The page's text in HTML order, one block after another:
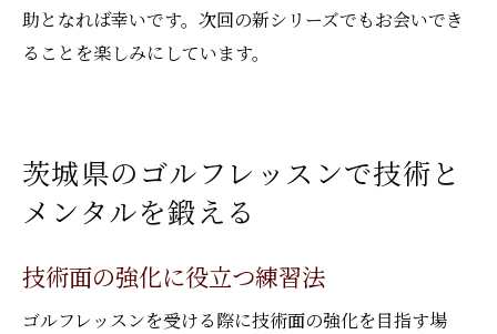
助となれば幸いです。次回の新シリーズでもお会いでき
ることを楽しみにしています。
茨城県のゴルフレッスンで技術と
メンタルを鍛える
技術面の強化に役立つ練習法
ゴルフレッスンを受ける際に技術面の強化を目指す場